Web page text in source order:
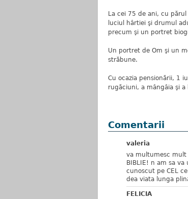
La cei 75 de ani, cu
luciul hârtiei şi drumul
precum şi un portret
Un portret de Om şi un
străbune.
Cu ocazia pensionării, 1
rugăciuni, a mângâia şi a
Comentarii
valeria
va multumesc
BIBLIE! n am sa
cunoscut pe CEL
dea viata lunga
FELICIA